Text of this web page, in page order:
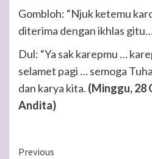
Gombloh: “Njuk ketemu
diterima dengan ikhlas
Dul: “Ya sak karepmu …
selamet pagi … semoga
dan karya kita. (Minggu, 28
Andita)
Continue
Previous